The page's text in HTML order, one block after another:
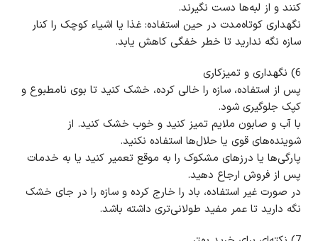
کنند و از لبه‌ها دست نگیرند.
نگهداری کوتاه‌مدت در حین استفاده: غذا یا اشیاء کوچک را کنار
سازه نگه ندارید تا خطر خفگی کاهش یابد.
6) نگهداری و تمیزکاری
پس از استفاده، سازه را خالی کرده، خشک کنید تا بوی نامطبوع و
کپک جلوگیری شود.
با آب و صابون ملایم تمیز کنید و خوب خشک کنید. از
شوینده‌های قوی یا حلال‌ها استفاده نکنید.
پارگی‌ها یا درزهای مشکوک را به موقع تعمیر کنید یا به خدمات
پس از فروش ارجاع دهید.
در صورت غیر استفاده، باد را خارج کرده و سازه را در جای خشک
نگه دارید تا عمر مفید طولانی‌تری داشته باشد.